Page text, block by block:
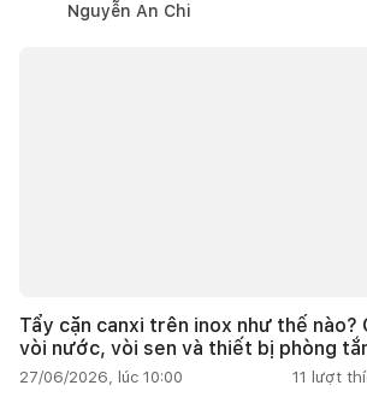
Nguyễn An Chi
Tẩy cặn canxi trên inox như thế nào?
vòi nước, vòi sen và thiết bị phòng
27/06/2026, lúc 10:00 11 lượt